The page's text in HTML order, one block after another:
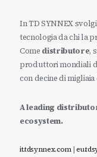
In TD SYNNEX
tecnologia da chi la
Come distributore,
produttori mondiali
con decine di
A leading
ecosystem.
it.tdsynnex.com|